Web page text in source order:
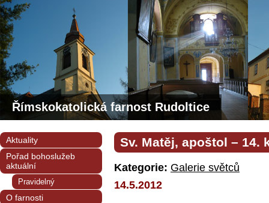
Římskokatolická farnost Rudoltice
Sv. Matěj, apoštol – 14.
Kategorie: Galerie světců
14.5.2012
Aktuality
Pořad bohoslužeb
aktuální
Pravidelný
O farnosti